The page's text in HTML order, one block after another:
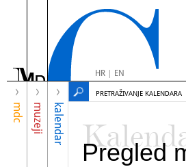
HR| EN
mdc muzeji kalendar
PRETRAŽIVANJE KALENDARA
Pregled